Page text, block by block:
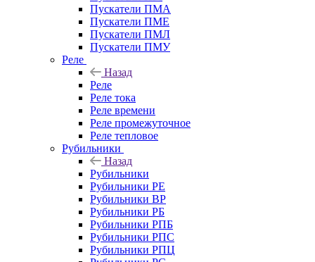
Пускатели ПМА
Пускатели ПМЕ
Пускатели ПМЛ
Пускатели ПМУ
Реле
Назад
Реле
Реле тока
Реле времени
Реле промежуточное
Реле тепловое
Рубильники
Назад
Рубильники
Рубильники РЕ
Рубильники ВР
Рубильники РБ
Рубильники РПБ
Рубильники РПС
Рубильники РПЦ